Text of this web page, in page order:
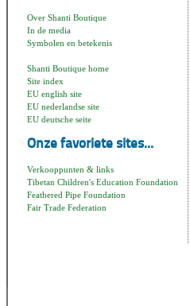
Over Shanti Boutique
In de media
Symbolen en betekenis
Shanti Boutique home
Site index
EU english site
EU nederlandse site
EU deutsche seite
Onze favoriete sites...
Verkooppunten & links
Tibetan Children's Education Foundation
Feathered Pipe Foundation
Fair Trade Federation